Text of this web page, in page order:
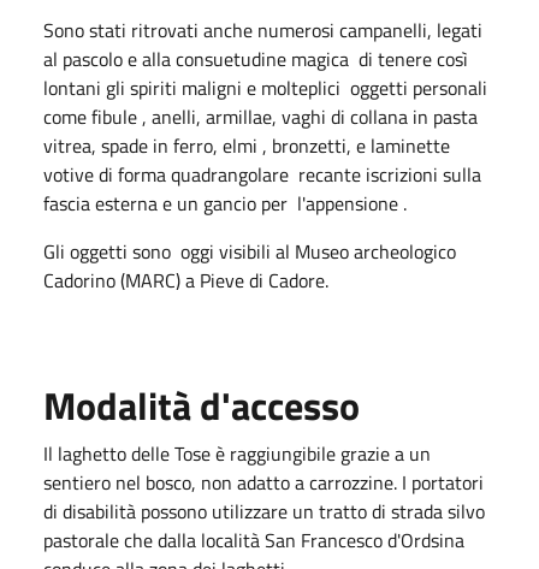
Sono stati ritrovati anche numerosi campanelli, legati
al pascolo e alla consuetudine magica di tenere così
lontani gli spiriti maligni e molteplici oggetti personali
come fibule , anelli, armillae, vaghi di collana in pasta
vitrea, spade in ferro, elmi , bronzetti, e laminette
votive di forma quadrangolare recante iscrizioni sulla
fascia esterna e un gancio per l'appensione .
Gli oggetti sono oggi visibili al Museo archeologico
Cadorino (MARC) a Pieve di Cadore.
Modalità d'accesso
Il laghetto delle Tose è raggiungibile grazie a un
sentiero nel bosco, non adatto a carrozzine. I portatori
di disabilità possono utilizzare un tratto di strada silvo
pastorale che dalla località San Francesco d'Ordsina